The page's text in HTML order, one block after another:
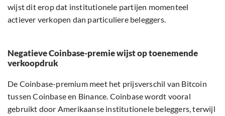
wijst dit erop dat institutionele partijen momenteel
actiever verkopen dan particuliere beleggers.
Negatieve Coinbase-premie wijst op toenemende
verkoopdruk
De Coinbase-premium meet het prijsverschil van Bitcoin
tussen Coinbase en Binance. Coinbase wordt vooral
gebruikt door Amerikaanse institutionele beleggers, terwijl